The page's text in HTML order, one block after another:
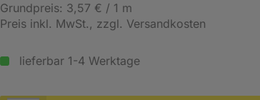
Grundpreis: 3,57 € / 1 m
Preis inkl. MwSt., zzgl. Versandkosten
lieferbar 1-4 Werktage